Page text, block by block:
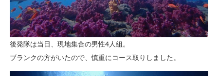
後発隊は当日、現地集合の男性4人組。
ブランクの方がいたので、慎重にコース取りしました。